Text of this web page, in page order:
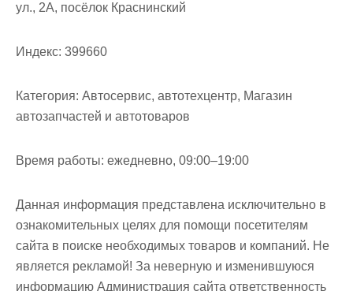
ул., 2А, посёлок Краснинский
Индекс: 399660
Категория: Автосервис, автотехцентр, Магазин
автозапчастей и автотоваров
Время работы: ежедневно, 09:00–19:00
Данная информация представлена исключительно в
ознакомительных целях для помощи посетителям
сайта в поиске необходимых товаров и компаний. Не
является рекламой! За неверную и изменившуюся
информацию Администрация сайта ответственность